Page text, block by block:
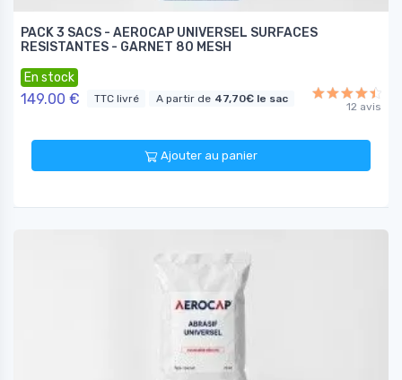
PACK 3 SACS - AEROCAP UNIVERSEL SURFACES
RESISTANTES - GARNET 80 MESH
En stock
149.00 € TTC livré A partir de 47,70€ le sac
12 avis
Ajouter au panier